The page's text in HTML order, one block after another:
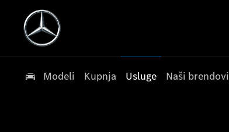
Modeli Kupnja Usluge Naši brendovi